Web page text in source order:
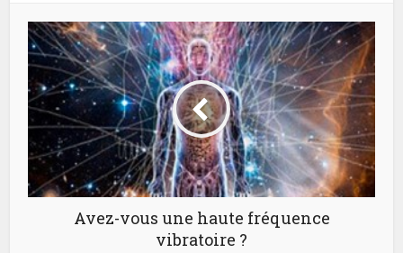
Avez-vous une haute fréquence
vibratoire ?